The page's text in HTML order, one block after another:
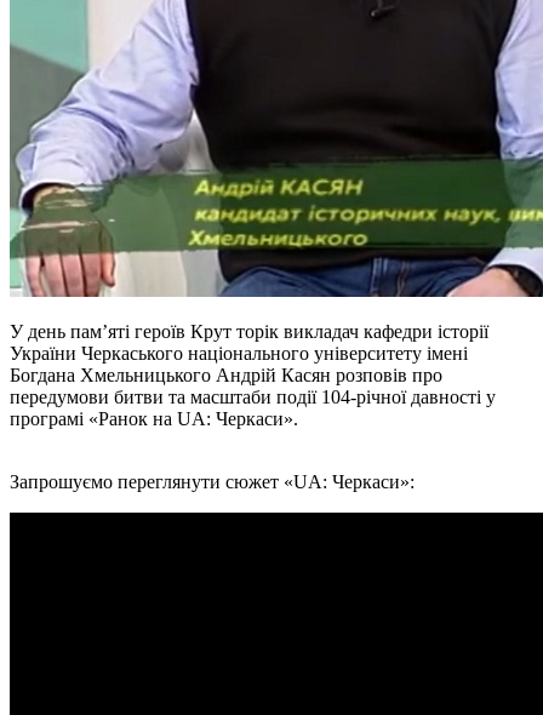
У день пам’яті героїв Крут торік викладач кафедри історії
України Черкаського національного університету імені
Богдана Хмельницького Андрій Касян розповів про
передумови битви та масштаби події 104-річної давності у
програмі «Ранок на UA: Черкаси».
Запрошуємо переглянути сюжет «UA: Черкаси»: